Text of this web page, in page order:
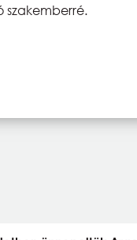
szakemberré.